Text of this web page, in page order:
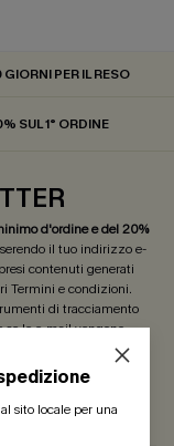
sito locale per una
PER IL RESO
SUL 1° ORDINE
d'ordine e del 20%
il tuo indirizzo e-
contenuti generati
Termini e condizioni.
di tracciamento
se le e-mail vengono
contenuti e offerte e
come descritto nella
in qualsiasi